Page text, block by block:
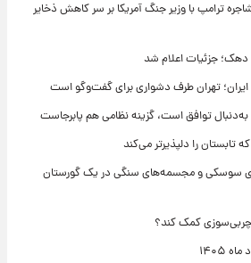
ترامپ با وزیر جنگ آمریکا بر سر کاهش ذخایر
دهک؛ جزئیات اعلام شد
تهران طرف دشواری برای گفت‌وگو است
به‌دنبال توافق است، گزینه نظامی هم پابرجاست
را دلپذیرتر می‌کند
سوسکی و مجسمه‌های سنگی در یک گورستان
کمک کند؟